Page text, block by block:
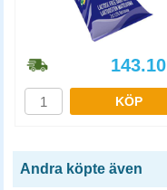
143.10
KÖP
Andra köpte även